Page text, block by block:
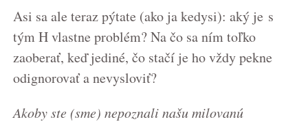
Asi sa ale teraz pýtate (ako ja kedysi): aký je s
tým H vlastne problém? Na čo sa ním toľko
zaoberať, keď jediné, čo stačí je ho vždy pekne
odignorovať a nevysloviť?
Akoby ste (sme) nepoznali našu milovanú